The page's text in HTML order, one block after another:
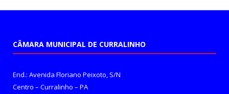
CÂMARA MUNICIPAL DE CURRALINHO
End.: Avenida Floriano Peixoto, S/N
Centro – Curralinho – PA